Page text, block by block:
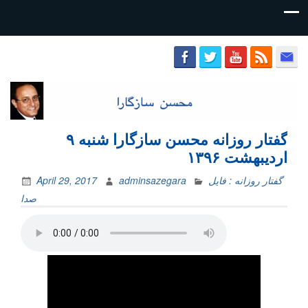
محسن
سازگاراگفتار روزانه محسن سازگارا شنبه ۹
اردیبهشت ۱۳۹۶
April 29, 2017 adminsazegara
گفتار روزانه : فایل‌
صدا